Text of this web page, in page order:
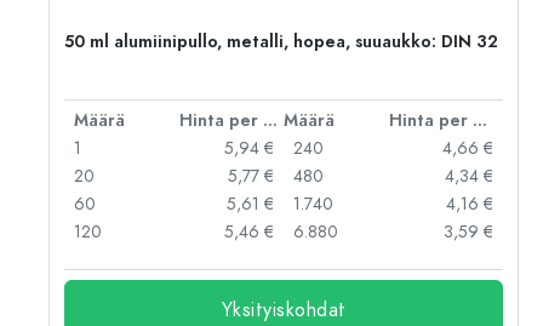
50 ml alumiinipullo, metalli, hopea, suuaukko: DIN 32
Määrä Hinta per kpl Määrä
Hinta per kpl
1
5,94 €
20
5,77 €
60
5,61 €
120
5,46 €
240
4,66 €
480
4,34 €
1.740
4,16 €
6.880
3,59 €
Yksityiskohdat